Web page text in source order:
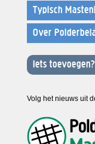
Typisch
Over
Iets
Volg het nieuws uit